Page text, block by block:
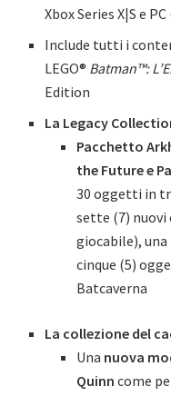
Xbox Series X|S e
Include tutti i
LEGO® Batman™:
Edition
La Legacy
Pacchetto
the Future e
30 oggetti in
sette (7) nuovi
giocabile),
cinque (5)
Batcaverna
La collezione del
Una nuova
Quinn come